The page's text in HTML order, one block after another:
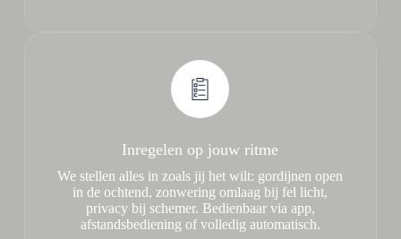
Inregelen op jouw ritme
We stellen alles in zoals jij het wilt: gordijnen open
in de ochtend, zonwering omlaag bij fel licht,
privacy bij schemer. Bedienbaar via app,
afstandsbediening of volledig automatisch.